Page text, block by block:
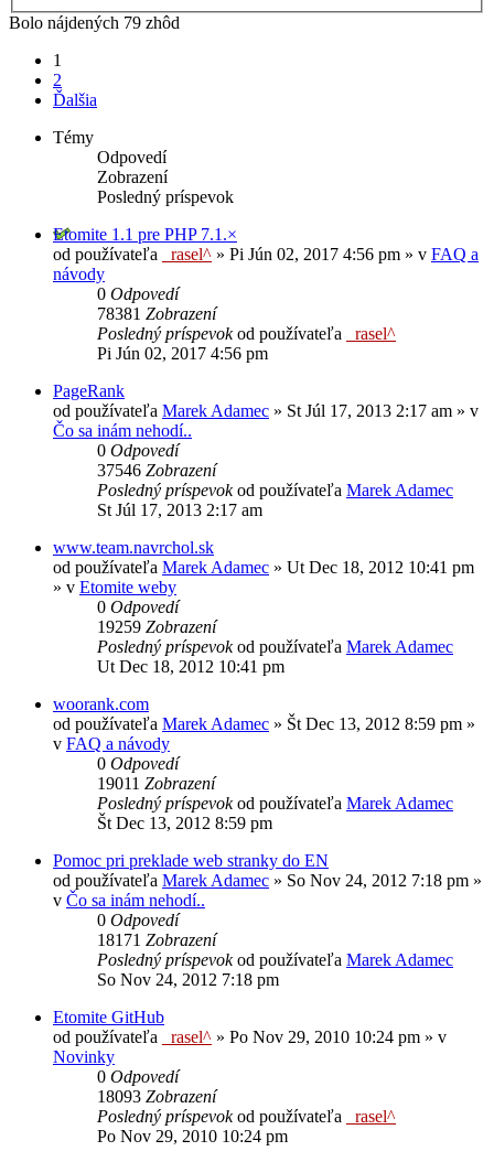
Bolo nájdených 79 zhôd
1
2
Ďalšia
Témy
Odpovedí
Zobrazení
Posledný príspevok
Etomite 1.1 pre PHP 7.1.×
od používateľa
_rasel^ » Pi Jún 02, 2017 4:56 pm » v FAQ a
návody
0 Odpovedí
78381 Zobrazení
Posledný príspevokod používateľa
_rasel^
Pi Jún 02, 2017 4:56 pm
PageRank
od používateľa Marek Adamec » St Júl 17, 2013 2:17 am » v
Čo sa inám nehodí..
0 Odpovedí
37546 Zobrazení
Posledný príspevokod používateľa Marek Adamec
St Júl 17, 2013 2:17 am
www.team.navrchol.sk
od používateľa Marek Adamec » Ut Dec 18, 2012 10:41 pm
» v Etomite weby
0 Odpovedí
19259 Zobrazení
Posledný príspevokod používateľa Marek Adamec
Ut Dec 18, 2012 10:41 pm
woorank.com
od používateľa Marek Adamec » Št Dec 13, 2012 8:59 pm »
v FAQ a návody
0 Odpovedí
19011 Zobrazení
Posledný príspevokod používateľa Marek Adamec
Št Dec 13, 2012 8:59 pm
Pomoc pri preklade web stranky do EN
od používateľa Marek Adamec » So Nov 24, 2012 7:18 pm »
v Čo sa inám nehodí..
0 Odpovedí
18171 Zobrazení
Posledný príspevokod používateľa Marek Adamec
So Nov 24, 2012 7:18 pm
Etomite GitHub
od používateľa
_rasel^ » Po Nov 29, 2010 10:24 pm » v
Novinky
0 Odpovedí
18093 Zobrazení
Posledný príspevokod používateľa
_rasel^
Po Nov 29, 2010 10:24 pm